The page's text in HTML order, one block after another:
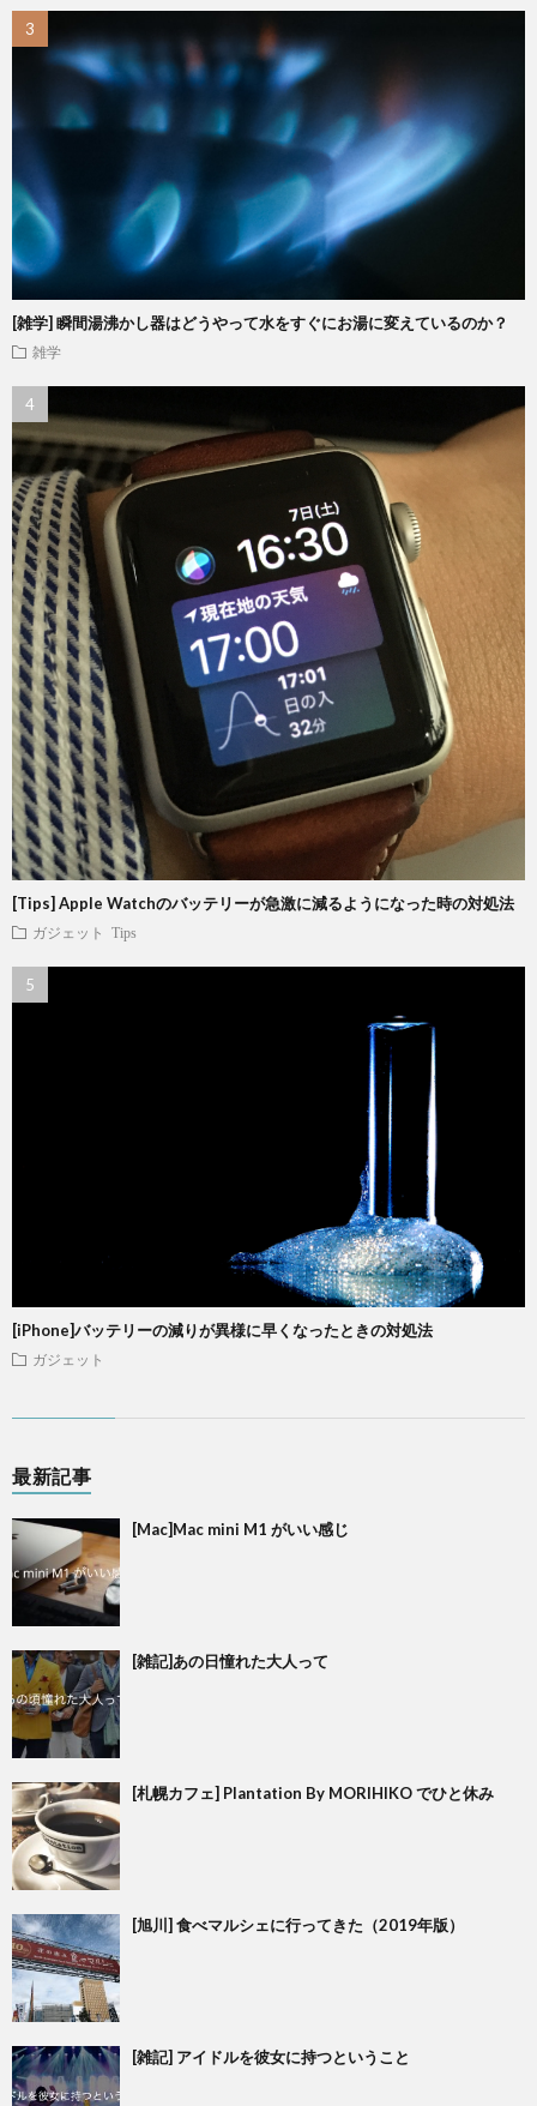
[雑学] 瞬間湯沸かし器はどうやって水をすぐにお湯に変えているのか？
雑学
[Tips] Apple Watchのバッテリーが急激に減るようになった時の対処法
ガジェット Tips
[iPhone]バッテリーの減りが異様に早くなったときの対処法
ガジェット
最新記事
[Mac]Mac mini M1 がいい感じ
[雑記]あの日憧れた大人って
[札幌カフェ] Plantation By MORIHIKO でひと休み
[旭川] 食べマルシェに行ってきた（2019年版）
[雑記] アイドルを彼女に持つということ